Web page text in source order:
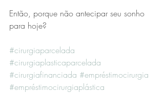
Então, porque não antecipar seu sonho
para hoje?
#cirurgiaparcelada
#cirurgiaplasticaparcelada
#cirurgiafinanciada #empréstimocirurgia
#empréstimocirurgiaplástica